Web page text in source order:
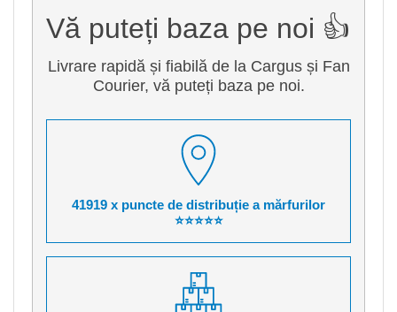
Vă puteți baza pe noi 👍
Livrare rapidă și fiabilă de la Cargus și Fan
Courier, vă puteți baza pe noi.
41919 x puncte de distribuție a mărfurilor
⭐⭐⭐⭐⭐